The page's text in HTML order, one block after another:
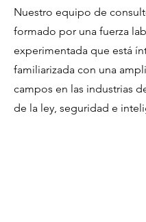
Nuestro equipo de
formado por una fuerza
experimentada que está
familiarizada con una
campos en las industrias
de la ley, seguridad e